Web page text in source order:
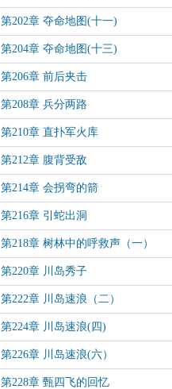
第202章 夺命地图(十一)
第204章 夺命地图(十三)
第206章 前后夹击
第208章 兵分两路
第210章 直扑军火库
第212章 腹背受敌
第214章 会拐弯的箭
第216章 引蛇出洞
第218章 树林中的呼救声（一）
第220章 川岛秀子
第222章 川岛速浪（二）
第224章 川岛速浪(四)
第226章 川岛速浪(六）
第228章 甄四飞的回忆